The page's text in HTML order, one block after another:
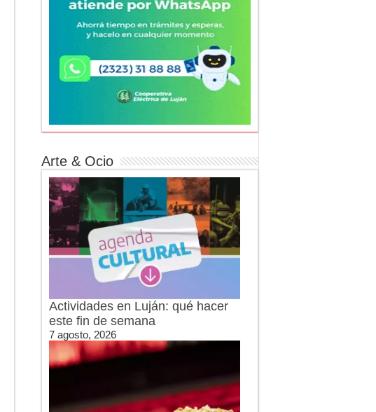
Arte & Ocio
Actividades en Luján: qué hacer
este fin de semana
7 agosto, 2026